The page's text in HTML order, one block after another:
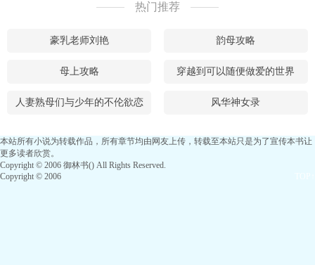
热门推荐
豪乳老师刘艳 韵母攻略
母上攻略 穿越到可以随便做爱的世界
人妻熟母们与少年的不伦欲恋 风华神女录
本站所有小说为转载作品，所有章节均由网友上传，转载至本站只是为了宣传本书让
更多读者欣赏。
Copyright © 2006 御林书() All Rights Reserved.
Copyright © 2006